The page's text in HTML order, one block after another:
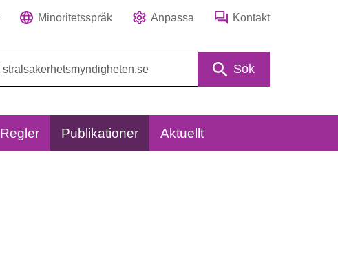
Minoritetsspråk Anpassa Kontakt
Sök
Regler Publikationer Aktuellt